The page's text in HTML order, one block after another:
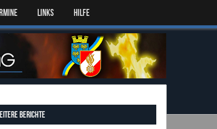
LINKS HILFE
Berichte